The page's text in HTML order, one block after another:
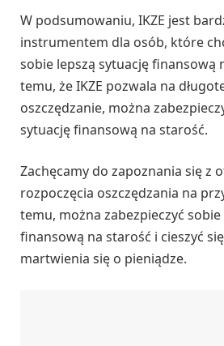
W podsumowaniu, IKZE jest
instrumentem dla osób, które
sobie lepszą sytuację finansową
temu, że IKZE pozwala na
oszczędzanie, można
sytuację finansową na starość.
Zachęcamy do zapoznania się z
rozpoczęcia oszczędzania na
temu, można zabezpieczyć
finansową na starość i cieszyć
martwienia się o pieniądze.